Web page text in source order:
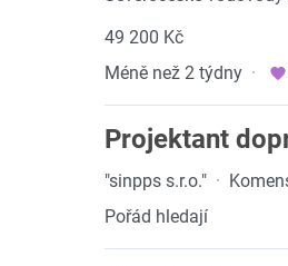
49 200 Kč
Méně než 2 týdny ·
Projektant
"sinpps s.r.o." ·
Pořád hledají